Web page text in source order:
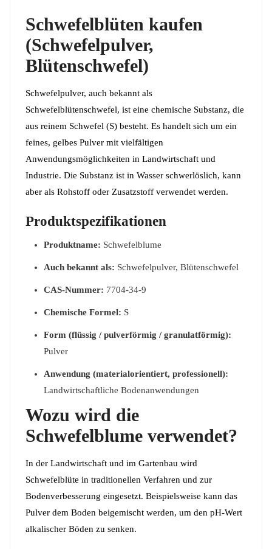
Schwefelblüten kaufen
(Schwefelpulver,
Blütenschwefel)
Schwefelpulver, auch bekannt als
Schwefelblütenschwefel, ist eine chemische Substanz, die
aus reinem Schwefel (S) besteht. Es handelt sich um ein
feines, gelbes Pulver mit vielfältigen
Anwendungsmöglichkeiten in Landwirtschaft und
Industrie. Die Substanz ist in Wasser schwerlöslich, kann
aber als Rohstoff oder Zusatzstoff verwendet werden.
Produktspezifikationen
Produktname: Schwefelblume
Auch bekannt als: Schwefelpulver, Blütenschwefel
CAS-Nummer: 7704-34-9
Chemische Formel: S
Form (flüssig / pulverförmig / granulatförmig):
Pulver
Anwendung (materialorientiert, professionell):
Landwirtschaftliche Bodenanwendungen
Wozu wird die
Schwefelblume verwendet?
In der Landwirtschaft und im Gartenbau wird
Schwefelblüte in traditionellen Verfahren und zur
Bodenverbesserung eingesetzt. Beispielsweise kann das
Pulver dem Boden beigemischt werden, um den pH-Wert
alkalischer Böden zu senken.